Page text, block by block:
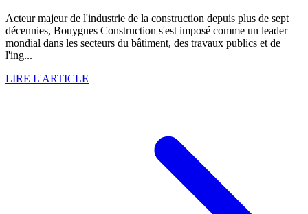
Acteur majeur de l'industrie de la construction depuis plus de sept
décennies, Bouygues Construction s'est imposé comme un leader
mondial dans les secteurs du bâtiment, des travaux publics et de
l'ing...
LIRE L'ARTICLE